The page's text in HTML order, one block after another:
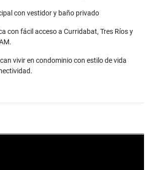
con vestidor y baño privado
con fácil acceso a Curridabat, Tres Ríos y
vivir en condominio con estilo de vida